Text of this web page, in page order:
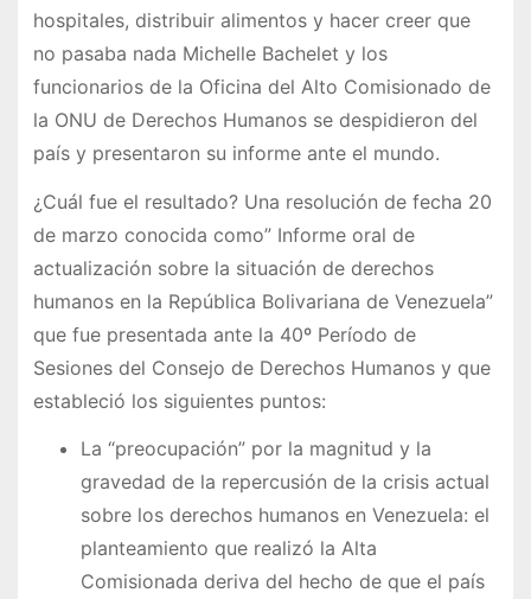
hospitales, distribuir alimentos y hacer creer que
no pasaba nada Michelle Bachelet y los
funcionarios de la Oficina del Alto Comisionado de
la ONU de Derechos Humanos se despidieron del
país y presentaron su informe ante el mundo.
¿Cuál fue el resultado? Una resolución de fecha 20
de marzo conocida como” Informe oral de
actualización sobre la situación de derechos
humanos en la República Bolivariana de Venezuela”
que fue presentada ante la 40º Período de
Sesiones del Consejo de Derechos Humanos y que
estableció los siguientes puntos:
La “preocupación” por la magnitud y la
gravedad de la repercusión de la crisis actual
sobre los derechos humanos en Venezuela: el
planteamiento que realizó la Alta
Comisionada deriva del hecho de que el país